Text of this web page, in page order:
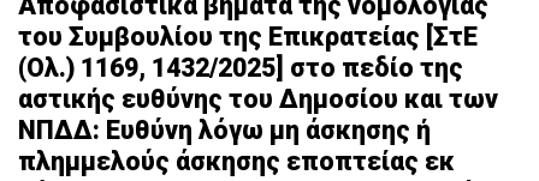
του Συμβουλίου της Επικρατείας [ΣτΕ
(Ολ.) 1169, 1432/2025] στο πεδίο της
αστικής ευθύνης του Δημοσίου και των
ΝΠΔΔ: Ευθύνη λόγω μη άσκησης ή
πλημμελούς άσκησης εποπτείας εκ